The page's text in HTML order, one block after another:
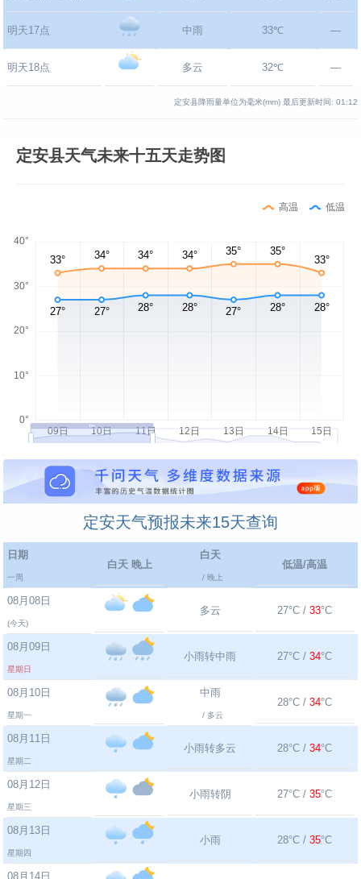
明天17点 中雨 33℃ —
明天18点 多云 32℃ —
定安县降雨量单位为毫米(mm) 最后更新时间: 01:12
定安县天气未来十五天走势图
高温 低温
定安天气预报未来15天查询
日期
一周
白天 晚上
白天
/ 晚上
低温/高温
08月08日
(今天)
多云 27°C / 33°C
08月09日
星期日
小雨转中雨 27°C / 34°C
08月10日
星期一
中雨
/ 多云
28°C / 34°C
08月11日
星期二
小雨转多云 28°C / 34°C
08月12日
星期三
小雨转阴 27°C / 35°C
08月13日
星期四
小雨 28°C / 35°C
08月14日